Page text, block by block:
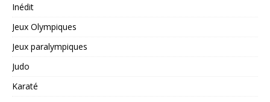
Inédit
Jeux Olympiques
Jeux paralympiques
Judo
Karaté